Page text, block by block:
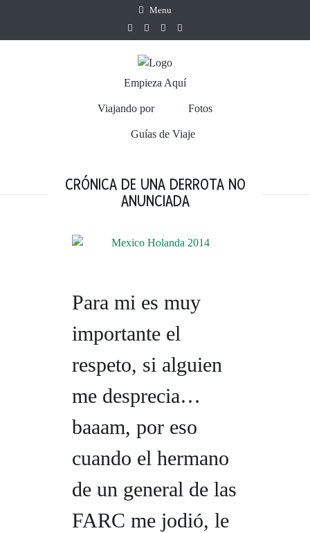
Menu
Empieza Aquí
Viajando por Fotos
Guías de Viaje
CRÓNICA DE UNA DERROTA NO
ANUNCIADA
Para mi es muy
importante el
respeto, si alguien
me desprecia…
baaam, por eso
cuando el hermano
de un general de las
FARC me jodió, le